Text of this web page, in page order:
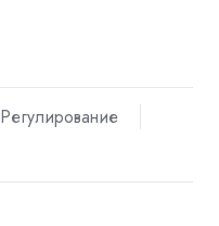
Регулирование